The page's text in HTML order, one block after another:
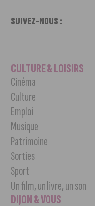
SUIVEZ-NOUS :
CULTURE & LOISIRS
Cinéma
Culture
Emploi
Musique
Patrimoine
Sorties
Sport
Un film, un livre, un son
DIJON & VOUS